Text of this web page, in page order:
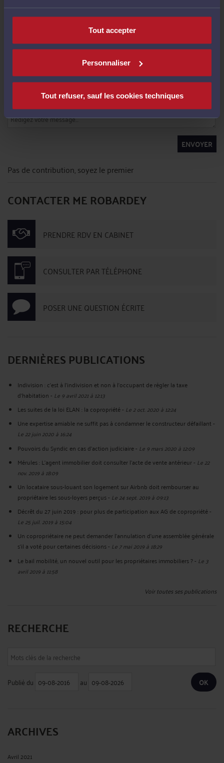
Tout accepter
Personnaliser
Tout refuser, sauf les cookies techniques
N'hésitez pas à me contacter
viahttps://consultation.avocat.fr/avocat-vienne/matthieu-
Commentaires
ENVOYER
Pas de contribution, soyez le premier
CONTACTER ME ROBARDEY
PRENDRE RDV EN CABINET
CONSULTER PAR TÉLÉPHONE
POSER UNE QUESTION ÉCRITE
DERNIÈRES PUBLICATIONS
Indivision : c'est à l'indivision et non à l'occupant de régler la taxe
d'habitation- Le 9 avril 2021 à 12:13
Les suites de la loi ELAN : la copropriété- Le 2 oct. 2020 à 12:24
Une expertise amiable ne suffit pas à condamner le constructeur défaillant-
Le 22 juin 2020 à 16:24
Pouvoirs du Syndic en cas d'action judiciaire- Le 9 mars 2020 à 12:09
Mérules : L'agent immobilier doit consulter l'acte de vente antérieur- Le 22
nov. 2019 à 18:09
Un locataire sous-louant son logement sur Airbnb doit rembourser au
propriétaire les sous-loyers perçus- Le 24 sept. 2019 à 09:13
Décrêt du 27 juin 2019 : pour plus de participation aux AG de copropriété-
Le 25 juil. 2019 à 15:04
Un copropriétaire ne peut demander l'annulation d'une assemblée générale
s'il a voté pour certaines décisions- Le 7 mai 2019 à 18:29
Le bail mobilité, un nouvel outil pour les propriétaires immobiliers ?- Le 3
avril 2019 à 11:58
Voir toutes ses publications
RECHERCHE
Publié du au
ARCHIVES
Avril 2021